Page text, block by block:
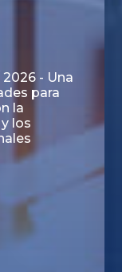
y
Central
Nominal